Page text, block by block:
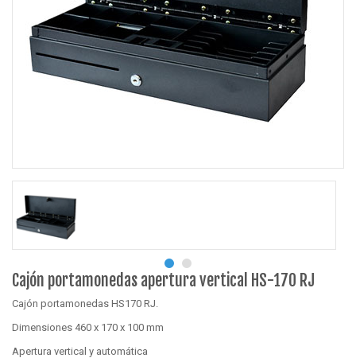
Cajón portamonedas apertura vertical HS-170 RJ
Cajón portamonedas HS170 RJ.
Dimensiones 460 x 170 x 100 mm
Apertura vertical y automática